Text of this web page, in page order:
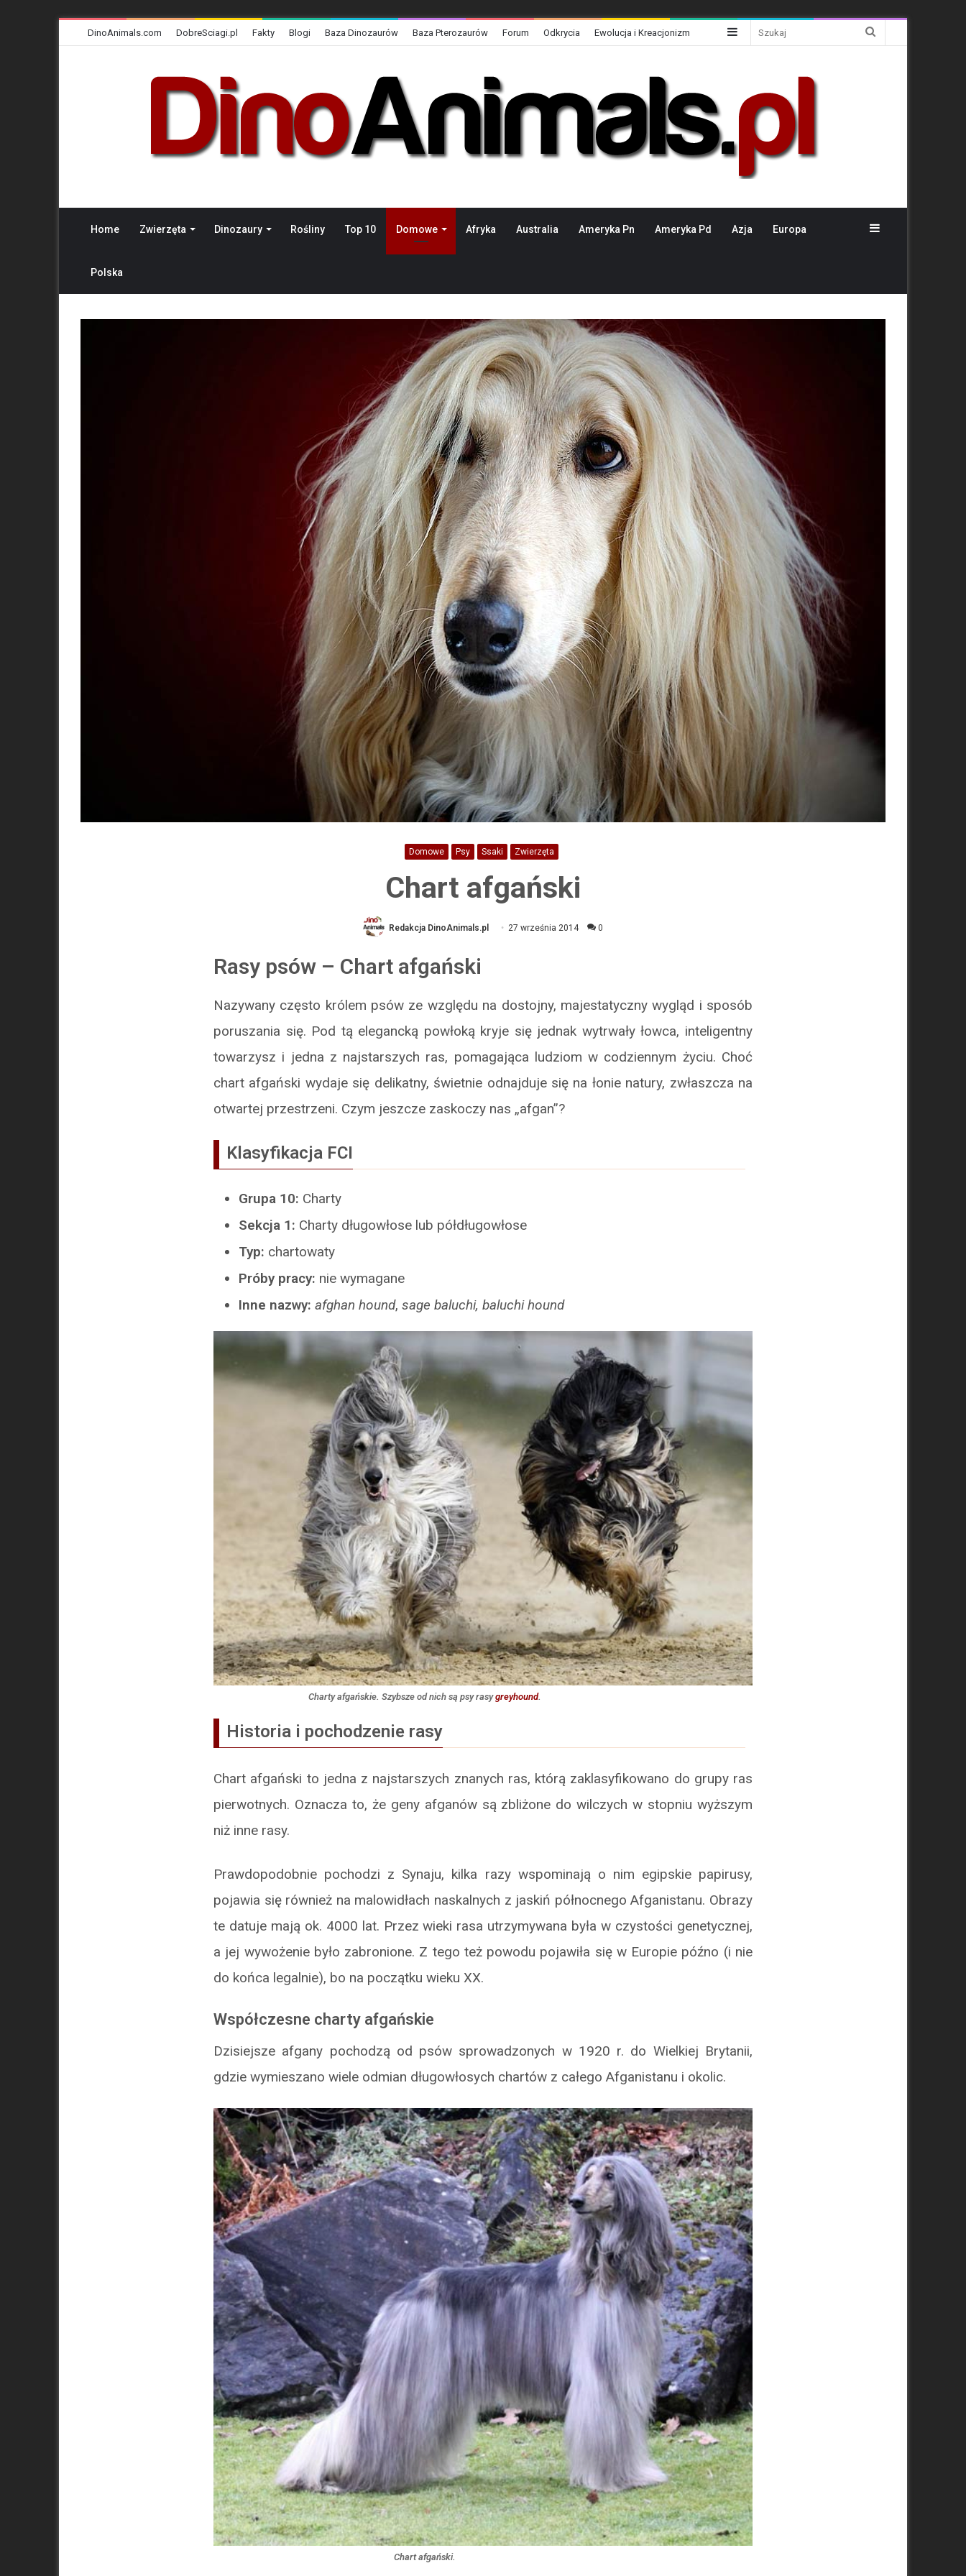
DinoAnimals.com DobreSciagi.pl Fakty Blogi Baza Dinozaurów Baza Pterozaurów Forum Odkrycia Ewolucja i Kreacjonizm Sidebar
Home Zwierzęta Dinozaury Rośliny Top 10 Domowe Afryka Australia Ameryka Pn Ameryka Pd Azja Europa
Polska
Sidebar
Domowe Psy Ssaki Zwierzęta
Chart afgański
Redakcja DinoAnimals.pl 27 września 2014 0
Rasy psów – Chart afgański
Nazywany często królem psów ze względu na dostojny, majestatyczny wygląd i sposób
poruszania się. Pod tą elegancką powłoką kryje się jednak wytrwały łowca, inteligentny
towarzysz i jedna z najstarszych ras, pomagająca ludziom w codziennym życiu. Choć
chart afgański wydaje się delikatny, świetnie odnajduje się na łonie natury, zwłaszcza na
otwartej przestrzeni. Czym jeszcze zaskoczy nas „afgan”?
Klasyfikacja FCI
Grupa 10: Charty
Sekcja 1: Charty długowłose lub półdługowłose
Typ: chartowaty
Próby pracy: nie wymagane
Inne nazwy: afghan hound, sage baluchi, baluchi hound
Charty afgańskie. Szybsze od nich są psy rasygreyhound.
Historia i pochodzenie rasy
Chart afgański to jedna z najstarszych znanych ras, którą zaklasyfikowano do grupy ras
pierwotnych. Oznacza to, że geny afganów są zbliżone do wilczych w stopniu wyższym
niż inne rasy.
Prawdopodobnie pochodzi z Synaju, kilka razy wspominają o nim egipskie papirusy,
pojawia się również na malowidłach naskalnych z jaskiń północnego Afganistanu. Obrazy
te datuje mają ok. 4000 lat. Przez wieki rasa utrzymywana była w czystości genetycznej,
a jej wywożenie było zabronione. Z tego też powodu pojawiła się w Europie późno (i nie
do końca legalnie), bo na początku wieku XX.
Współczesne charty afgańskie
Dzisiejsze afgany pochodzą od psów sprowadzonych w 1920 r. do Wielkiej Brytanii,
gdzie wymieszano wiele odmian długowłosych chartów z całego Afganistanu i okolic.
Chart afgański.